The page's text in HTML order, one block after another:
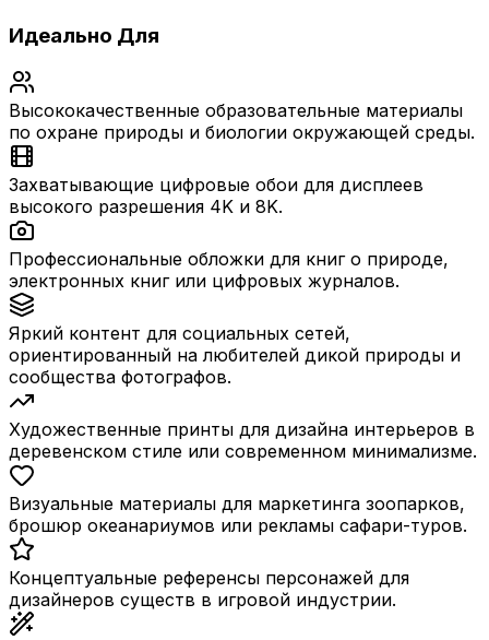
Идеально Для
Высококачественные образовательные материалы
по охране природы и биологии окружающей среды.
Захватывающие цифровые обои для дисплеев
высокого разрешения 4K и 8K.
Профессиональные обложки для книг о природе,
электронных книг или цифровых журналов.
Яркий контент для социальных сетей,
ориентированный на любителей дикой природы и
сообщества фотографов.
Художественные принты для дизайна интерьеров в
деревенском стиле или современном минимализме.
Визуальные материалы для маркетинга зоопарков,
брошюр океанариумов или рекламы сафари-туров.
Концептуальные референсы персонажей для
дизайнеров существ в игровой индустрии.